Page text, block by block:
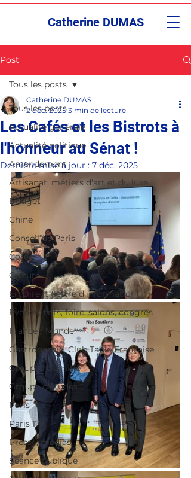
Catherine DUMAS
Post
Tous les posts
Actualité générale
Actualité politique
Amendement
Artisanat, métiers d'art et du luxe
Budget
Chine
Conseil de Paris
Corée
Culture
En Direct (lettre d'information)
Evènements, foire, salons, congrès
France / Monde
Gastronomie, Club Table Française
Groupes d'amitié
Groupe d'études
Paris
Paris 17e
Presse, médias
Séance publique
Tous les posts
Les Cafés et les Bistrots à
l'honneur au Sénat !
Catherine DUMAS
2 déc. 2025 3 min de lecture
Dernière mise à jour : 7 déc. 2025